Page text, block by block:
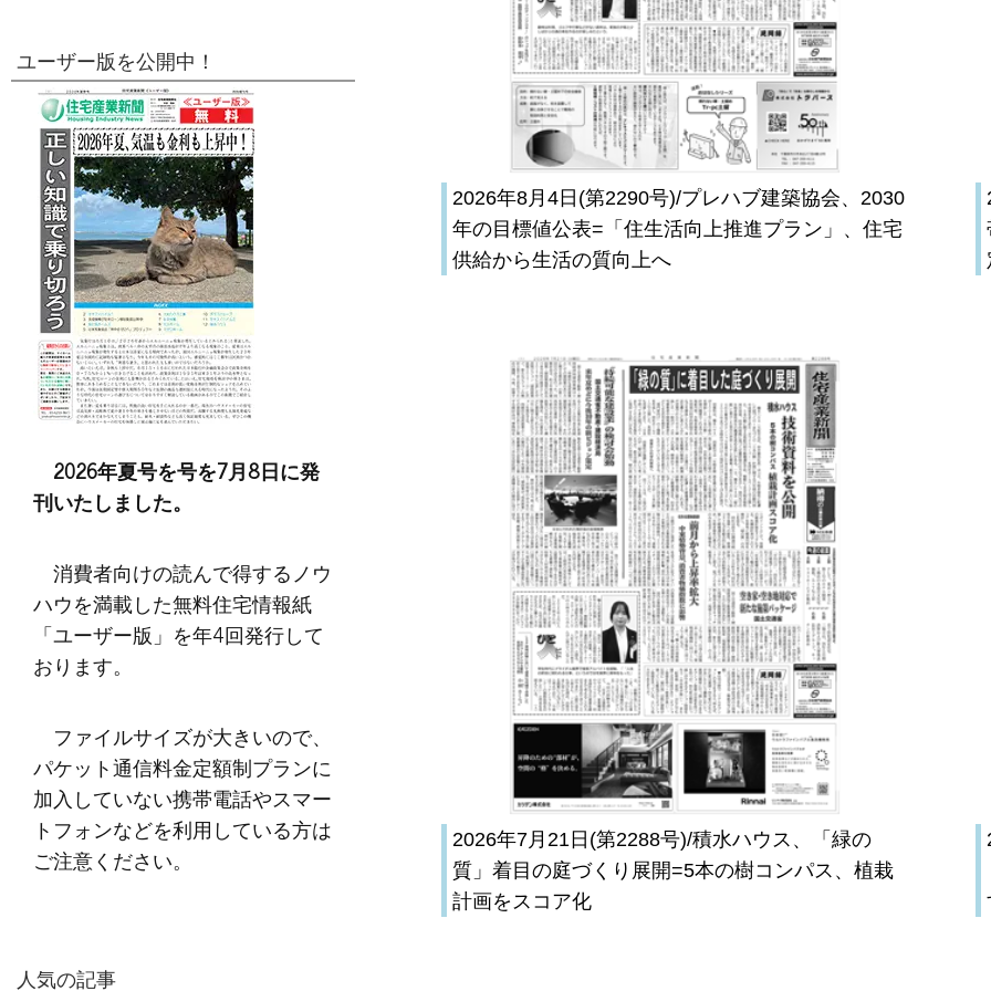
2026年8月4日(第2290号)/プレハブ建築協会、2030
年の目標値公表=「住生活向上推進プラン」、住宅
供給から生活の質向上へ
2026年7月21日(第2288号)/積水ハウス、「緑の
質」着目の庭づくり展開=5本の樹コンパス、植栽
計画をスコア化
ユーザー版を公開中！
2026年夏号を号を7月8日に発
刊いたしました。
消費者向けの読んで得するノウ
ハウを満載した無料住宅情報紙
「ユーザー版」を年4回発行して
おります。
ファイルサイズが大きいので、
パケット通信料金定額制プランに
加入していない携帯電話やスマー
トフォンなどを利用している方は
ご注意ください。
人気の記事